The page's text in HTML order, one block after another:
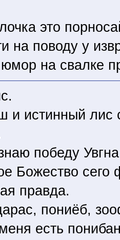
это
на поводу у
юмор на свалке
и истинный лис
победу
Божество сего
правда.
пониёб,
есть